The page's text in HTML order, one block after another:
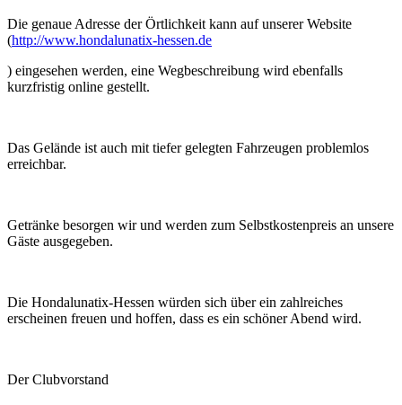
Die genaue Adresse der Örtlichkeit kann auf unserer Website
(http://www.hondalunatix-hessen.de
) eingesehen werden, eine Wegbeschreibung wird ebenfalls
kurzfristig online gestellt.
Das Gelände ist auch mit tiefer gelegten Fahrzeugen problemlos
erreichbar.
Getränke besorgen wir und werden zum Selbstkostenpreis an unsere
Gäste ausgegeben.
Die Hondalunatix-Hessen würden sich über ein zahlreiches
erscheinen freuen und hoffen, dass es ein schöner Abend wird.
Der Clubvorstand